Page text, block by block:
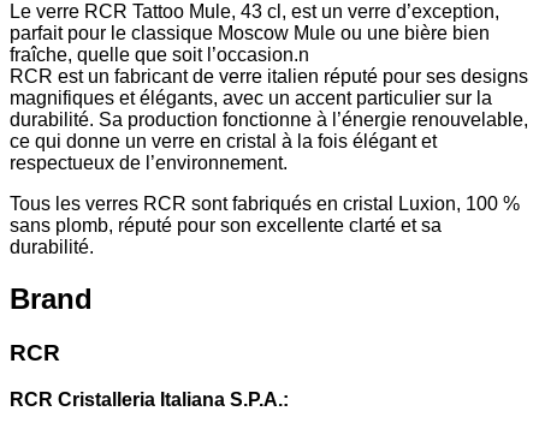
Le verre RCR Tattoo Mule, 43 cl, est un verre d’exception,
parfait pour le classique Moscow Mule ou une bière bien
fraîche, quelle que soit l’occasion.n
RCR est un fabricant de verre italien réputé pour ses designs
magnifiques et élégants, avec un accent particulier sur la
durabilité. Sa production fonctionne à l’énergie renouvelable,
ce qui donne un verre en cristal à la fois élégant et
respectueux de l’environnement.
Tous les verres RCR sont fabriqués en cristal Luxion, 100 %
sans plomb, réputé pour son excellente clarté et sa
durabilité.
Brand
RCR
RCR Cristalleria Italiana S.P.A.: